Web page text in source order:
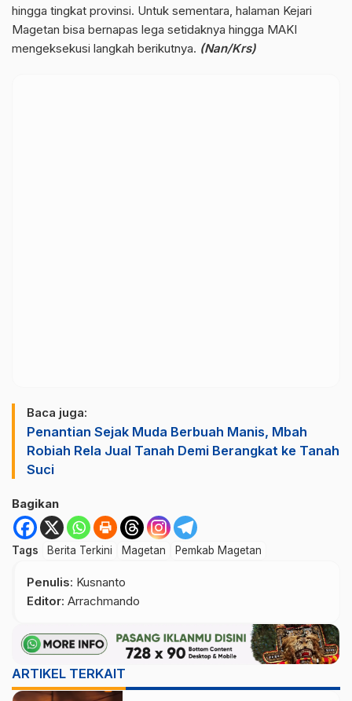
hingga tingkat provinsi. Untuk sementara, halaman Kejari
Magetan bisa bernapas lega setidaknya hingga MAKI
mengeksekusi langkah berikutnya. (Nan/Krs)
Baca juga:
Penantian Sejak Muda Berbuah Manis, Mbah
Robiah Rela Jual Tanah Demi Berangkat ke Tanah
Suci
Bagikan
Tags Berita Terkini Magetan Pemkab Magetan
Penulis: Kusnanto
Editor: Arrachmando
ARTIKEL TERKAIT